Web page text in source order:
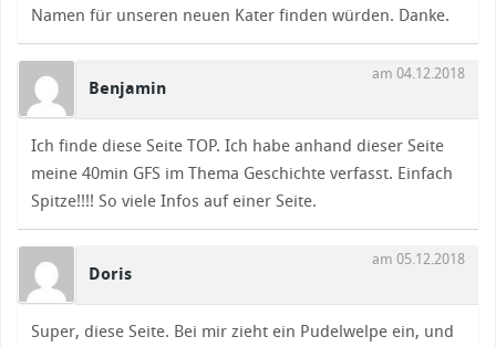
Namen für unseren neuen Kater finden würden. Danke.
Benjamin
am 04.12.2018
Ich finde diese Seite TOP. Ich habe anhand dieser Seite
meine 40min GFS im Thema Geschichte verfasst. Einfach
Spitze!!!! So viele Infos auf einer Seite.
Doris
am 05.12.2018
Super, diese Seite. Bei mir zieht ein Pudelwelpe ein, und